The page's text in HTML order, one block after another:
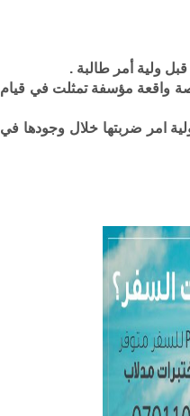
ولية أمر طالبة .
واقعة مؤسفة تمثلت في قيام
امر ضربتها خلال وجودها في